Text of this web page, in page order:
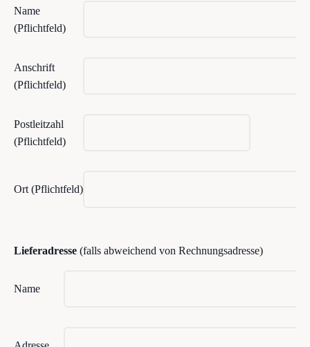
Name
(Pflichtfeld)
Anschrift
(Pflichtfeld)
Postleitzahl
(Pflichtfeld)
Ort (Pflichtfeld)
Lieferadresse (falls abweichend von Rechnungsadresse)
Name